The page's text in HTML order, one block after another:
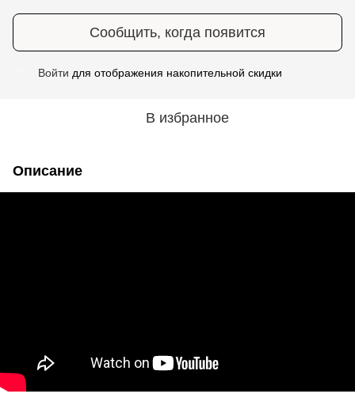
Сообщить, когда появится
Войти для отображения накопительной скидки
В избранное
Описание